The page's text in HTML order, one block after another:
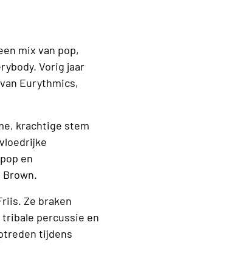
mix van pop,
Vorig jaar
Eurythmics,
krachtige stem
en
Ze braken
tribale percussie en
tijdens